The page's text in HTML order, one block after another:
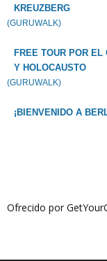
KREUZBERG
(GURUWALK)
FREE TOUR POR
Y HOLOCAUSTO
(GURUWALK)
¡BIENVENIDO A
Ofrecido por